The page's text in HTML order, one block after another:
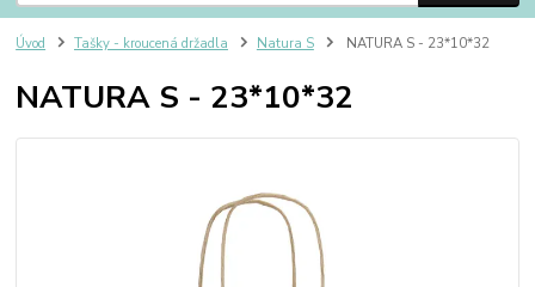
Úvod Tašky - kroucená držadla Natura S NATURA S - 23*10*32
NATURA S - 23*10*32